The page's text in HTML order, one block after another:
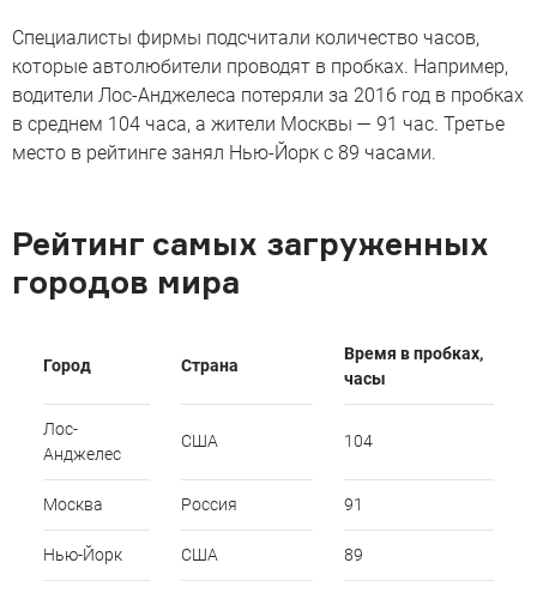
Специалисты фирмы подсчитали количество часов,
которые автолюбители проводят в пробках. Например,
водители Лос-Анджелеса потеряли за 2016 год в пробках
в среднем 104 часа, а жители Москвы — 91 час. Третье
место в рейтинге занял Нью-Йорк с 89 часами.
Рейтинг самых загруженных
городов мира
Город Страна
Время в пробках,
часы
Лос-
Анджелес
США 104
Москва Россия 91
Нью-Йорк США 89